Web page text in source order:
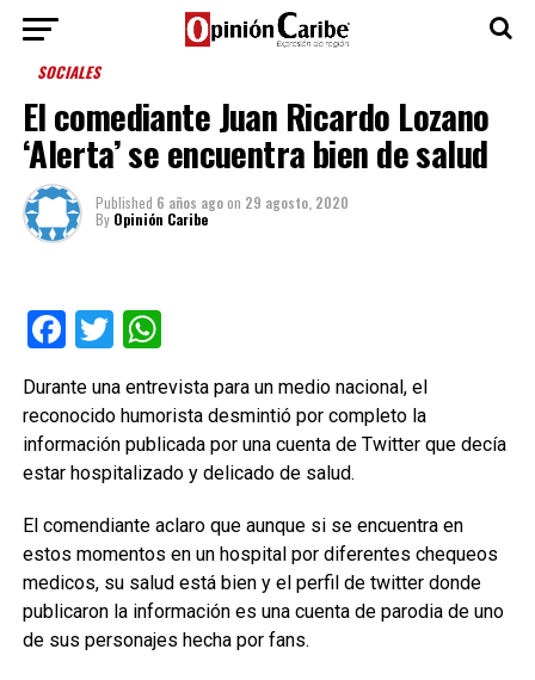
SOCIALES
El comediante Juan Ricardo Lozano
‘Alerta’ se encuentra bien de salud
Published 6 años agoon 29 agosto, 2020
By Opinión Caribe
Facebook
TwitterWhatsApp
Durante una entrevista para un medio nacional, el
reconocido humorista desmintió por completo la
información publicada por una cuenta de Twitter que decía
estar hospitalizado y delicado de salud.
El comendiante aclaro que aunque si se encuentra en
estos momentos en un hospital por diferentes chequeos
medicos, su salud está bien y el perfil de twitter donde
publicaron la información es una cuenta de parodia de uno
de sus personajes hecha por fans.